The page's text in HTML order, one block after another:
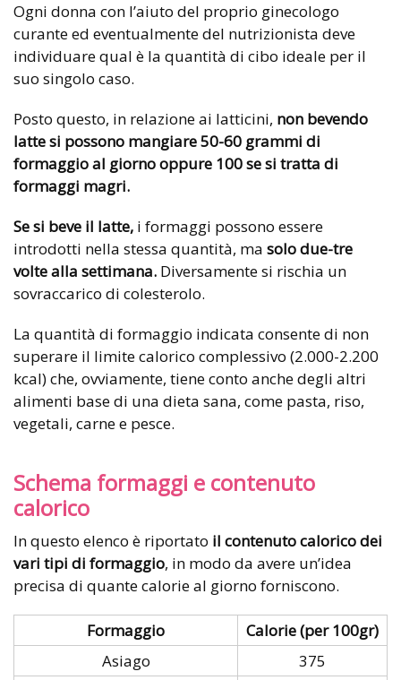
Ogni donna con l’aiuto del proprio ginecologo
curante ed eventualmente del nutrizionista deve
individuare qual è la quantità di cibo ideale per il
suo singolo caso.
Posto questo, in relazione ai latticini, non bevendo
latte si possono mangiare 50-60 grammi di
formaggio al giorno oppure 100 se si tratta di
formaggi magri.
Se si beve il latte, i formaggi possono essere
introdotti nella stessa quantità, ma solo due-tre
volte alla settimana. Diversamente si rischia un
sovraccarico di colesterolo.
La quantità di formaggio indicata consente di non
superare il limite calorico complessivo (2.000-2.200
kcal) che, ovviamente, tiene conto anche degli altri
alimenti base di una dieta sana, come pasta, riso,
vegetali, carne e pesce.
Schema formaggi e contenuto
calorico
In questo elenco è riportato il contenuto calorico dei
vari tipi di formaggio, in modo da avere un’idea
precisa di quante calorie al giorno forniscono.
Formaggio
Calorie (per 100gr)
Asiago
375